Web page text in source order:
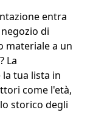
entra
di
materiale a un
La
tua lista in
come l'età,
storico degli